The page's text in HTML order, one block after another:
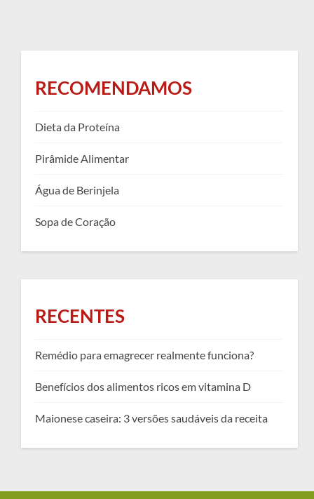
RECOMENDAMOS
Dieta da Proteína
Pirâmide Alimentar
Água de Berinjela
Sopa de Coração
RECENTES
Remédio para emagrecer realmente funciona?
Benefícios dos alimentos ricos em vitamina D
Maionese caseira: 3 versões saudáveis da receita